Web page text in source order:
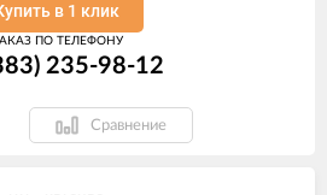
в 1 клик
ПО ТЕЛЕФОНУ
235-98-12
Сравнение